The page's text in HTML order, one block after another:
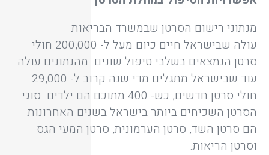
מנתוני רישום הסרטן שבמשרד הבריאות
עולה שבישראל חיים כיום מעל ל- 200,000 חולי
סרטן הנמצאים בשלבי טיפול שונים. מהנתונים עולה
עוד שבישראל מתגלים מדי שנה קרוב ל- 29,000
חולי סרטן חדשים, כש- 400 מתוכם הם ילדים. סוגי
הסרטן השכיחים ביותר בישראל בשנים האחרונות
הם סרטן השד, סרטן הערמונית, סרטן המעי הגס
וסרטן הריאות.